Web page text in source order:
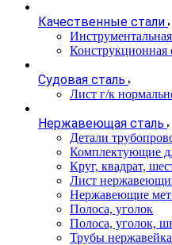
Качественные стали
Конструкционная
Судовая сталь
Лист г/к
Нержавеющая сталь
Детали
Комплектующие
Круг, квадрат,
Лист
Нержавеющие
Полоса, уголок
Полоса, уголок,
Трубы нержавейка